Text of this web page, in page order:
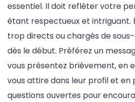
essentiel. Il doit refléter votre
étant respectueux et intriguant.
trop directs ou chargés de
dès le début. Préférez un
vous présentez brièvement, en
vous attire dans leur profil et en
questions ouvertes pour